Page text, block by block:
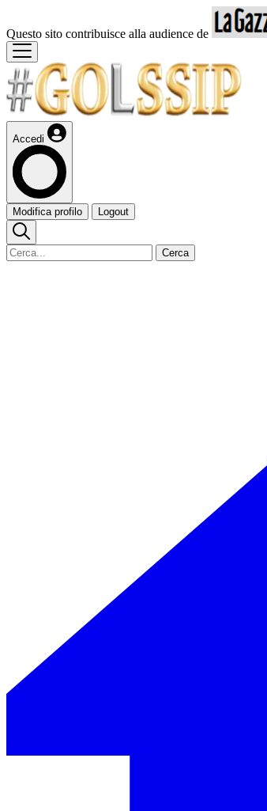
Questo sito contribuisce alla audience de
Accedi
Modifica profilo Logout
Cerca